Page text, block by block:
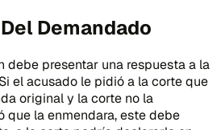
Demandado
debe presentar una respuesta a la
el acusado le pidió a la corte que
original y la corte no la
que la enmendara, este debe